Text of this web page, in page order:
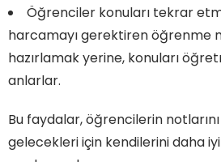
Öğrenciler konuları tekrar
harcamayı gerektiren öğrenme
hazırlamak yerine, konuları
anlarlar.
Bu faydalar, öğrencilerin
gelecekleri için kendilerini daha